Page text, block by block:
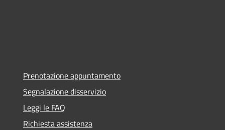
Prenotazione appuntamento
Segnalazione disservizio
Leggi le FAQ
Richiesta assistenza